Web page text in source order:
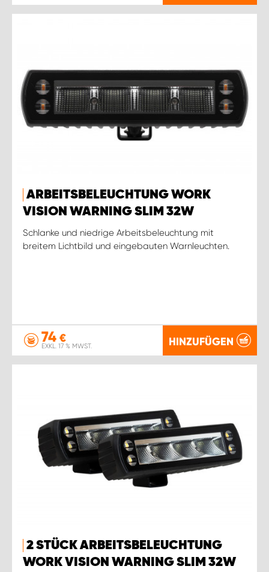
ARBEITSBELEUCHTUNG WORK
VISION WARNING SLIM 32W
Schlanke und niedrige Arbeitsbeleuchtung mit
breitem Lichtbild und eingebauten Warnleuchten.
74 €
EXKL. 17 % MWST. HINZUFÜGEN
2 STÜCK ARBEITSBELEUCHTUNG
WORK VISION WARNING SLIM 32W